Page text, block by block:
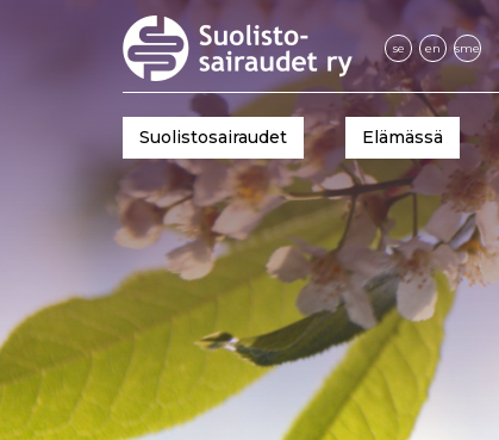
se en sme
Suolistosairaudet Elämässä